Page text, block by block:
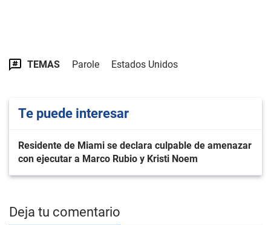
TEMAS Parole Estados Unidos
Te puede interesar
Residente de Miami se declara culpable de amenazar
con ejecutar a Marco Rubio y Kristi Noem
Deja tu comentario